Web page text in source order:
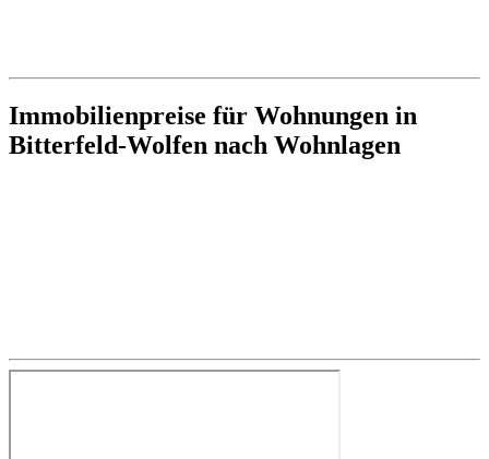
Immobilienpreise für Wohnungen in
Bitterfeld-Wolfen nach Wohnlagen